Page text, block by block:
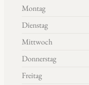
Montag
Dienstag
Mittwoch
Donnerstag
Freitag